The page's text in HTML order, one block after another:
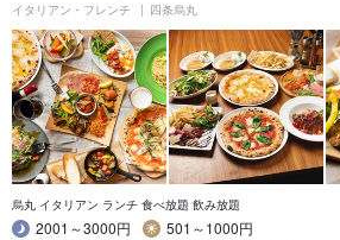
イタリアン・フレンチ 四条烏丸
烏丸 イタリアン ランチ 食べ放題 飲み放題
2001～3000円
501～1000円